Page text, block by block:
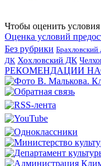
Чтобы оценить
Оценка условий
Без рубрики
ДК Хохловский ДК
РЕКОМЕНДАЦИИ